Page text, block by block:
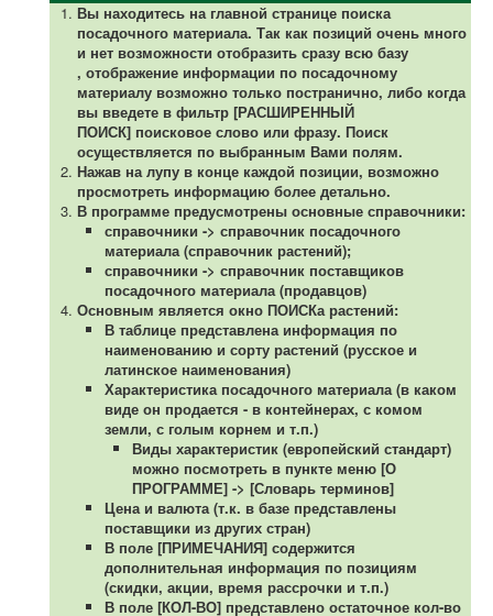
Вы находитесь на главной странице поиска
посадочного материала. Так как позиций очень много
и нет возможности отобразить сразу всю базу
, отображение информации по посадочному
материалу возможно только постранично, либо когда
вы введете в фильтр [РАСШИРЕННЫЙ
ПОИСК] поисковое слово или фразу. Поиск
осуществляется по выбранным Вами полям.
Нажав на лупу в конце каждой позиции, возможно
просмотреть информацию более детально.
В программе предусмотрены основные справочники:
справочники -> справочник посадочного
материала (справочник растений);
справочники -> справочник поставщиков
посадочного материала (продавцов)
Основным является окно ПОИСКа растений:
В таблице представлена информация по
наименованию и сорту растений (русское и
латинское наименования)
Характеристика посадочного материала (в каком
виде он продается - в контейнерах, с комом
земли, с голым корнем и т.п.)
Виды характеристик (европейский стандарт)
можно посмотреть в пункте меню [О
ПРОГРАММЕ] -> [Словарь терминов]
Цена и валюта (т.к. в базе представлены
поставщики из других стран)
В поле [ПРИМЕЧАНИЯ] содержится
дополнительная информация по позициям
(скидки, акции, время рассрочки и т.п.)
В поле [КОЛ-ВО] представлено остаточное кол-во